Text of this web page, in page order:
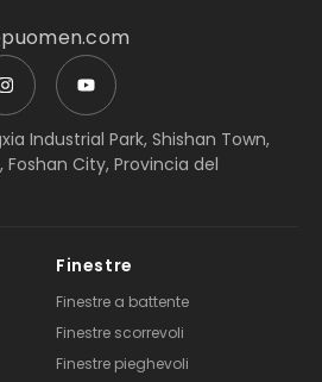
Industrial Park, Shishan Town,
City, Provincia del
Finestre
Finestre a battente
Finestre scorrevoli
Finestre pieghevoli